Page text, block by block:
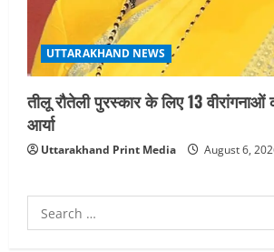
UTTARAKHAND NEWS
तीलू रौतेली पुरस्कार के लिए 13
आर्या
Uttarakhand Print Media August 6,
Search
for: